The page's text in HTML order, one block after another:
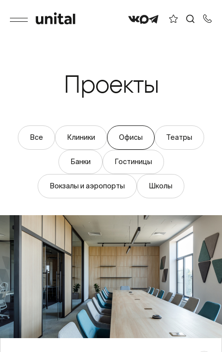
Проекты
Все Клиники Офисы Театры
Банки Гостиницы
Вокзалы и аэропорты Школы